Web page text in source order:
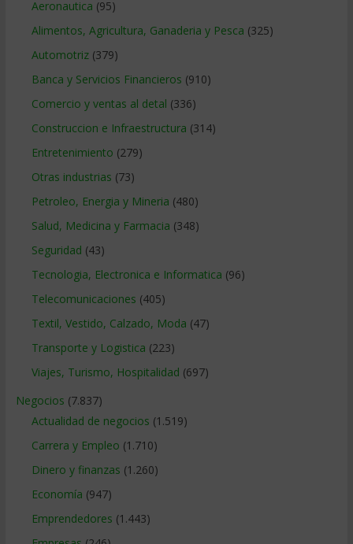
Aeronautica (95)
Alimentos, Agricultura, Ganaderia y Pesca (325)
Automotriz(379)
Banca y Servicios Financieros (910)
Comercio y ventas al detal (336)
Construccion e Infraestructura (314)
Entretenimiento (279)
Otras industrias (73)
Petroleo, Energia y Mineria (480)
Salud, Medicina y Farmacia (348)
Seguridad (43)
Tecnologia, Electronica e Informatica (96)
Telecomunicaciones (405)
Textil, Vestido, Calzado, Moda (47)
Transporte y Logistica (223)
Viajes, Turismo, Hospitalidad (697)
Negocios (7.837)
Actualidad de negocios (1.519)
Carrera y Empleo (1.710)
Dinero y finanzas (1.260)
Economía (947)
Emprendedores (1.443)